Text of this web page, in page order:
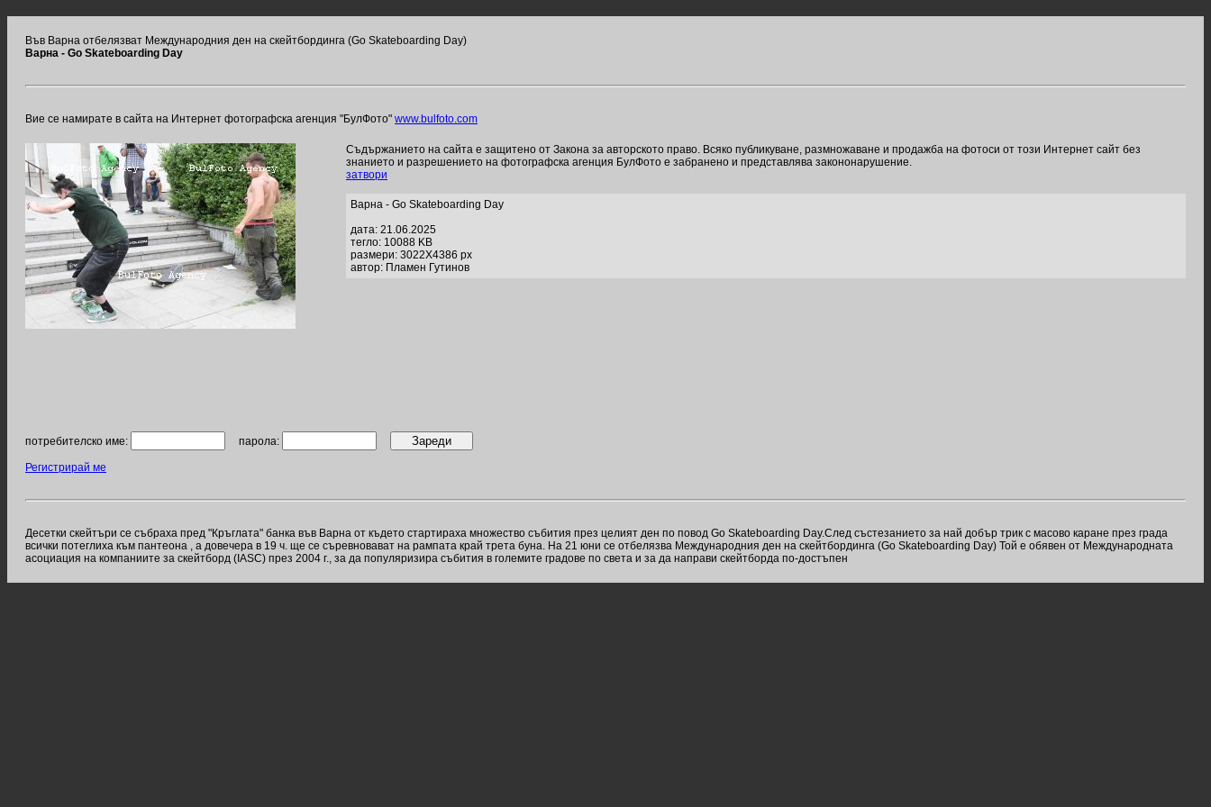
Във Варна отбелязват Международния ден на скейтбординга (Go Skateboarding Day)
Варна - Go Skateboarding Day
Вие се намирате в сайта на Интернет фотографска агенция "БулФото" www.bulfoto.com
Съдържанието на сайта е защитено от Закона за авторското право. Всяко публикуване, размножаване и продажба на фотоси от този Интернет сайт без
знанието и разрешението на фотографска агенция БулФото е забранено и представлява закононарушение.
затвори
Варна - Go Skateboarding Day
дата: 21.06.2025
тегло: 10088 KB
размери: 3022X4386 px
автор: Пламен Гутинов
потребителско име: парола:
Регистрирай ме
Десетки скейтъри се събраха пред "Кръглата" банка във Варна от където стартираха множество събития през целият ден по повод Go Skateboarding Day.След състезанието за най добър трик с масово каране през града
всички потеглиха към пантеона , а довечера в 19 ч. ще се съревновават на рампата край трета буна. На 21 юни се отбелязва Международния ден на скейтбординга (Go Skateboarding Day) Той е обявен от Международната
асоциация на компаниите за скейтборд (IASC) през 2004 г., за да популяризира събития в големите градове по света и за да направи скейтборда по-достъпен